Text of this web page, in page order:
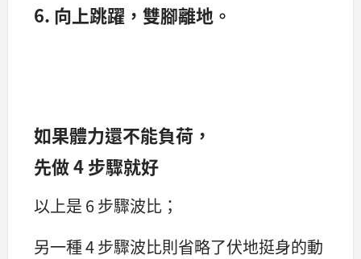
6. 向上跳躍，雙腳離地。
如果體力還不能負荷，
先做 4 步驟就好
以上是 6 步驟波比；
另一種 4 步驟波比則省略了伏地挺身的動